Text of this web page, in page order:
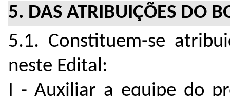
5. DAS ATRIBUIÇÕES DO
5.1. Constituem-se
neste Edital:
I - Auxiliar a equipe do